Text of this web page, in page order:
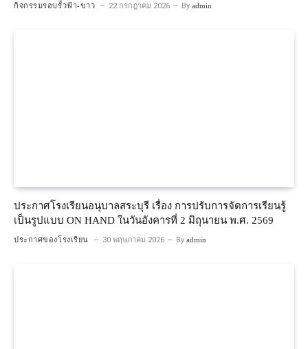
กิจกรรมรอบรั้วฟ้า-ขาว 22 กรกฎาคม 2026 By admin
ประกาศโรงเรียนอนุบาลสระบุรี เรื่อง การปรับการจัดการเรียนรู้
เป็นรูปแบบ ON HAND ในวันอังคารที่ 2 มิถุนายน พ.ศ. 2569
ประกาศของโรงเรียน 30 พฤษภาคม 2026 By admin